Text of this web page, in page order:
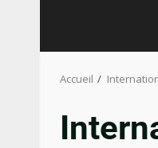
Accueil